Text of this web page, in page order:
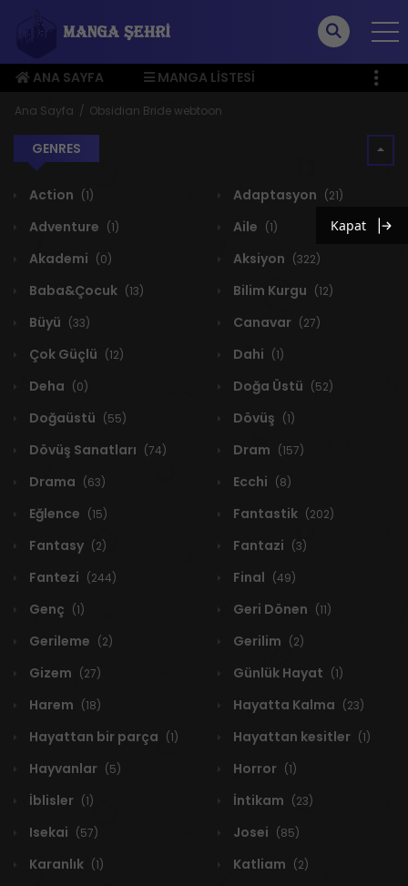
ANA SAYFA
MANGA LISTESI
ÜYE MENÜSÜ
Ana Sayfa Obsidian Bride webtoon
GENRES
Action (1) Adaptasyon (21)
Adventure (1) Aile (1)
Akademi (0) Aksiyon (322)
Baba&Çocuk (13) Bilim Kurgu (12)
Büyü (33) Canavar (27)
Çok Güçlü (12) Dahi (1)
Deha (0) Doğa Üstü (52)
Doğaüstü (55) Dövüş (1)
Dövüş Sanatları (74) Dram (157)
Drama (63) Ecchi (8)
Eğlence (15) Fantastik (202)
Fantasy (2) Fantazi (3)
Fantezi (244) Final (49)
Genç (1) Geri Dönen (11)
Gerileme (2) Gerilim (2)
Gizem (27) Günlük Hayat (1)
Harem (18) Hayatta Kalma (23)
Hayattan bir parça (1) Hayattan kesitler (1)
Hayvanlar (5) Horror (1)
İblisler (1) İntikam (23)
Isekai (57) Josei (85)
Karanlık (1) Katliam (2)
Kapat